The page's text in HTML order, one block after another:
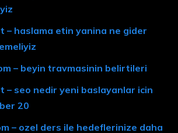
– haslama etin yanina ne gider
– beyin travmasinin belirtileri
– seo nedir yeni baslayanlar icin
20
– ozel ders ile hedeflerinize daha